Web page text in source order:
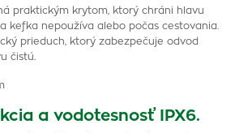
praktickým krytom, ktorý chráni hlavu
kefka nepoužíva alebo počas cestovania.
prieduch, ktorý zabezpečuje odvod
čistú.
a vodotesnosť IPX6.